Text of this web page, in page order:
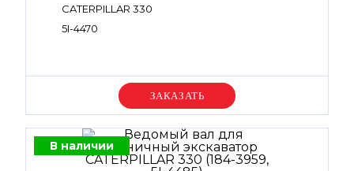
CATERPILLAR 330
5I-4470
Уточняйте цену
В наличии